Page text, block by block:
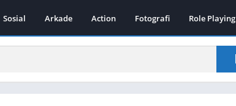
Sosial Arkade Action Fotografi Role Playing